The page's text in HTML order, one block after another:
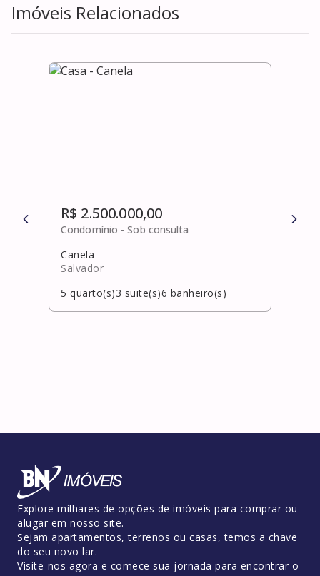
Imóveis Relacionados
R$ 2.500.000,00
Condomínio -Sob consulta
Canela
Salvador
5 quarto(s)3 suite(s)6 banheiro(s)
R$
Explore milhares de opções de imóveis para comprar ou
alugar em nosso site.
Sejam apartamentos, terrenos ou casas, temos a chave
do seu novo lar.
Visite-nos agora e comece sua jornada para encontrar o